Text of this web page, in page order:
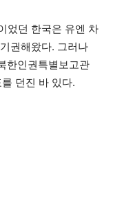
었던 한국은 유엔 차
권해왔다. 그러나
한인권특별보고관
던진 바 있다.